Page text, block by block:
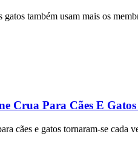
gatos também usam mais os
Crua Para Cães E
cães e gatos tornaram-se cada